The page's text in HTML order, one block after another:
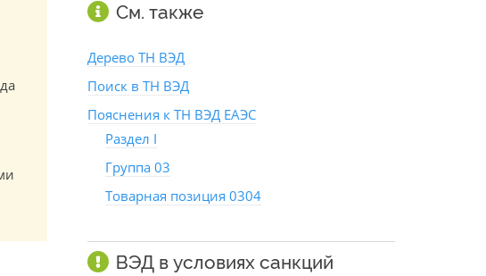
См. также
Дерево ТН ВЭД
Поиск в ТН ВЭД
Пояснения к ТН ВЭД ЕАЭС
Раздел I
Группа 03
Товарная позиция 0304
ВЭД в условиях санкций